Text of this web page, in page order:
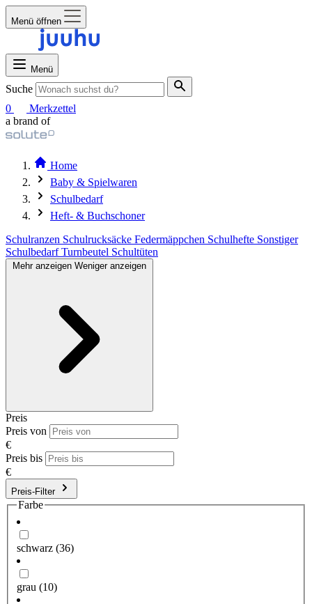
Menü öffnen
Menü
Suche
0
Merkzettel
a brand of
Home
Baby & Spielwaren
Schulbedarf
Heft- & Buchschoner
Schulranzen Schulrucksäcke Federmäppchen Schulhefte Sonstiger
SchulbedarfTurnbeutel Schultüten
Mehr anzeigen Weniger anzeigen
Preis
Preis von
€
Preis bis
€
Preis-Filter
Farbe
schwarz (36)
grau (10)